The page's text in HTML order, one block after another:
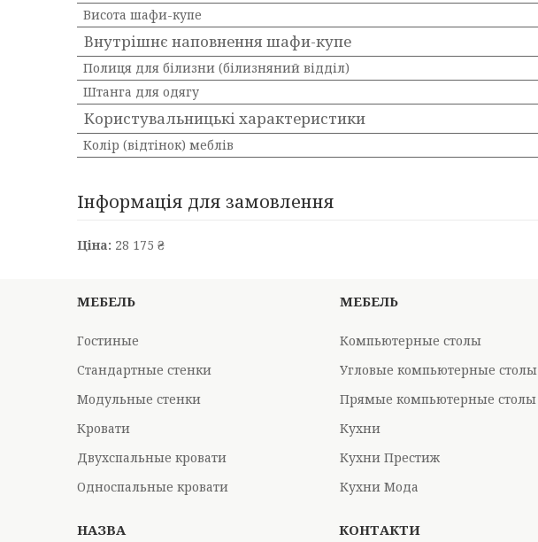
Висота шафи-купе
Внутрішнє наповнення шафи-купе
Полиця для білизни (білизняний відділ)
Штанга для одягу
Користувальницькі характеристики
Колір (відтінок) меблів
Інформація для замовлення
Ціна: 28 175 ₴
МЕБЕЛЬ
Гостиные
Стандартные стенки
Модульные стенки
Кровати
Двухспальные кровати
Односпальные кровати
МЕБЕЛЬ
Компьютерные столы
Угловые компьютерные столы
Прямые компьютерные столы
Кухни
Кухни Престиж
Кухни Мода